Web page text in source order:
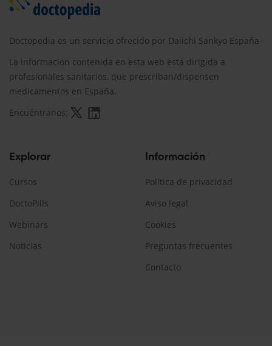
Doctopedia es un servicio ofrecido por Daiichi Sankyo España
La información contenida en esta web está dirigida a
profesionales sanitarios, que prescriban/dispensen
medicamentos en España.
Encuéntranos:
Explorar
Cursos
DoctoPills
Webinars
Noticias
Información
Política de privacidad
Aviso legal
Cookies
Preguntas frecuentes
Contacto